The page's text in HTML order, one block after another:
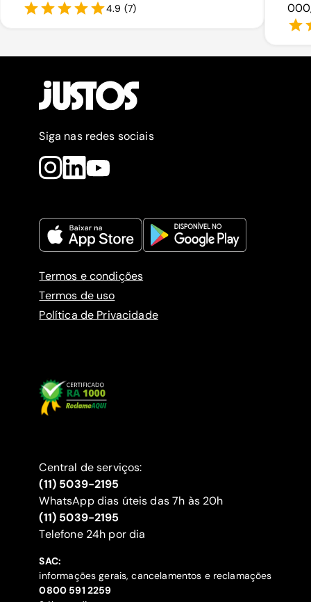
4.9 (7)
Siga nas redes sociais
Termos e condições
Termos de uso
Política de Privacidade
Central de serviços:
(11) 5039-2195
WhatsApp dias úteis das 7h às 20h
(11) 5039-2195
‍Telefone 24h por dia
SAC:
informações gerais, cancelamentos e reclamações
‍0800 591 2259